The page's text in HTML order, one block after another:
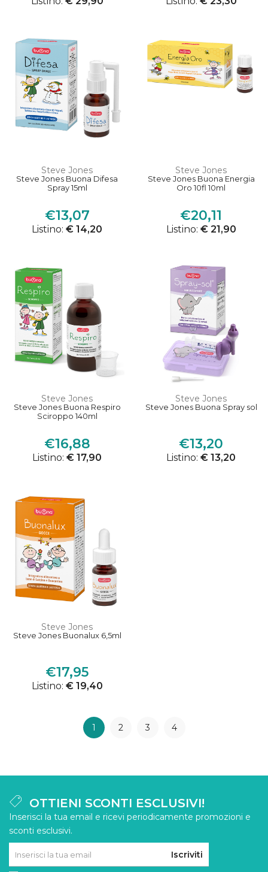
Steve Jones
Steve Jones Buona Difesa
Spray 15ml
€13,07
Listino: € 14,20
Steve Jones
Steve Jones Buona Energia
Oro 10fl 10ml
€20,11
Listino: € 21,90
Steve Jones
Steve Jones Buona Respiro
Sciroppo 140ml
€16,88
Listino: € 17,90
Steve Jones
Steve Jones Buona Spray sol
€13,20
Listino: € 13,20
Steve Jones
Steve Jones Buonalux 6,5ml
€17,95
Listino: € 19,40
1 2 3 4
OTTIENI SCONTI ESCLUSIVI!
Inserisci la tua email e ricevi periodicamente promozioni e
sconti esclusivi.
Iscriviti